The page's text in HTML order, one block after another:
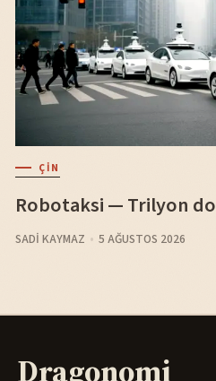
ÇIN
Robotaksi — Trilyon
SADI KAYMAZ 5 AĞUSTOS 2026
Dragonomi